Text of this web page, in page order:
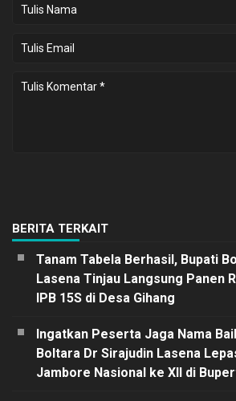
BERITA TERKAIT
Tanam Tabela Berhasil, Bupati
Lasena Tinjau Langsung Panen
IPB 15S di Desa Gihang
Ingatkan Peserta Jaga Nama
Boltara Dr Sirajudin Lasena
Jambore Nasional ke XII di